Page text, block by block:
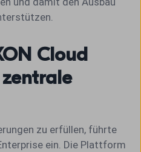
Cloud
zu erfüllen, führte
ein. Die Plattform